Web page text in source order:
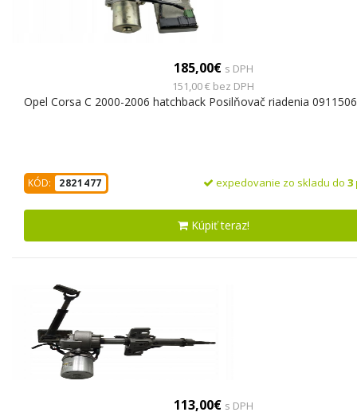
185,00€ s DPH
151,00 € bez DPH
Opel Corsa C 2000-2006 hatchback Posilňovač riadenia
KÓD: 2821477 expedovanie zo skladu do 3
Kúpiť teraz!
113,00€ s DPH